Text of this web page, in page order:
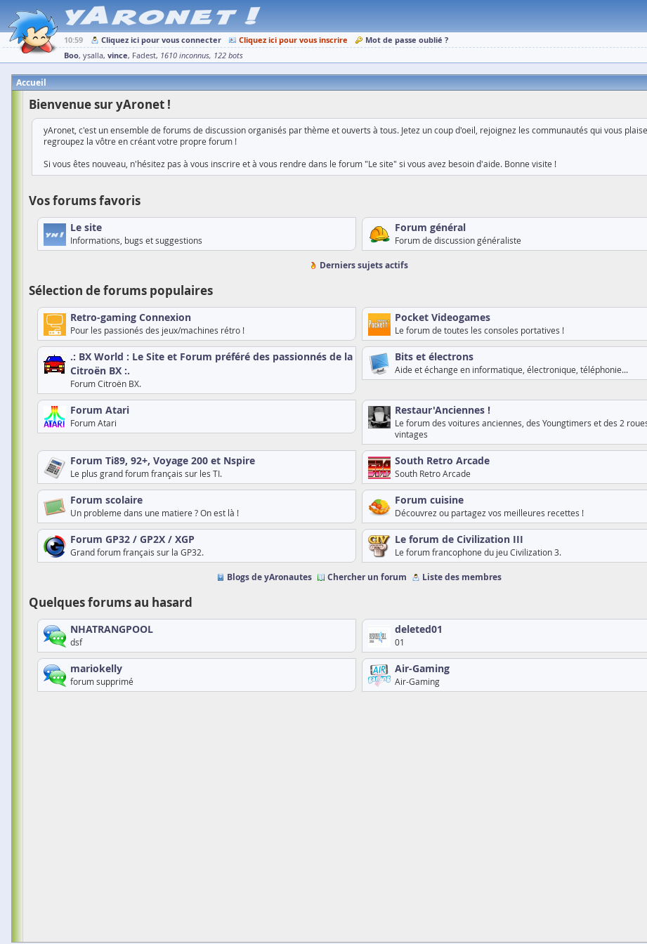
10:59 Cliquez ici pour vous connecter Cliquez ici pour vous inscrire
Mot de passe oublié ?
Boo ysalla vince Fadest 1610 inconnus 122 bots
Accueil
Bienvenue sur yAronet !
yAronet, c'est un ensemble de forums de discussion organisés par thème et ouverts à tous. Jetez un coup d'oeil, rejoignez les communautés qui vous
regroupez la vôtre en créant votre propre forum !
Si vous êtes nouveau, n'hésitez pas à vous inscrire et à vous rendre dans le forum "Le site" si vous avez besoin d'aide. Bonne visite !
Vos forums favoris
Le site
Informations, bugs et suggestions
Forum général
Forum de discussion généraliste
Derniers sujets actifs
Sélection de forums populaires
Retro-gaming Connexion
Pour les passionés des jeux/machines rétro !
Pocket Videogames
Le forum de toutes les consoles portatives !
.: BX World : Le Site et Forum préféré des passionnés de la
Citroën BX :.
Forum Citroën BX.
Bits et électrons
Aide et échange en informatique, électronique, téléphonie...
Forum Atari
Forum Atari
Restaur'Anciennes !
Le forum des voitures anciennes, des Youngtimers et des 2
vintages
Forum Ti89, 92+, Voyage 200 et Nspire
Le plus grand forum français sur les TI.
South Retro Arcade
South Retro Arcade
Forum scolaire
Un probleme dans une matiere ? On est là !
Forum cuisine
Découvrez ou partagez vos meilleures recettes !
Forum GP32 / GP2X / XGP
Grand forum français sur la GP32.
Le forum de Civilization III
Le forum francophone du jeu Civilization 3.
Blogs de yAronautes Chercher un forum Liste des membres
Quelques forums au hasard
NHATRANGPOOL
dsf
deleted01
01
mariokelly
forum supprimé
Air-Gaming
Air-Gaming